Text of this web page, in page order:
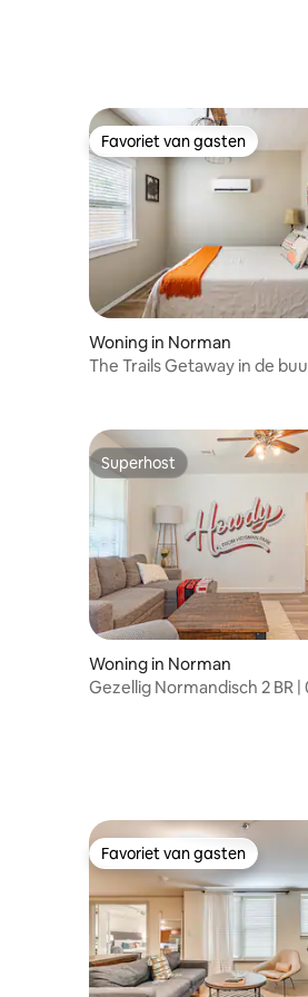
Favoriet van gasten
Favoriet van gasten
Woning in Norman
The Trails Getaway in de
Superhost
Superhost
Woning in Norman
Gezellig Normandisch 2 BR |
Favoriet van gasten
Favoriet van gasten